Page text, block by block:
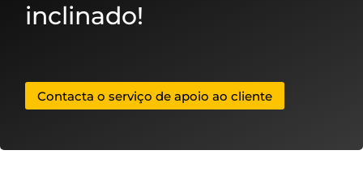
inclinado!
Contacta o serviço de apoio ao cliente